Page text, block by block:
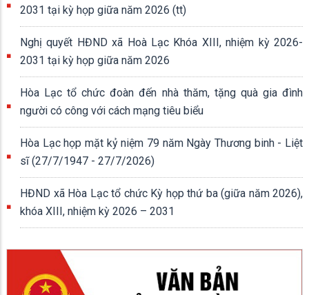
2031 tại kỳ họp giữa năm 2026 (tt)
Nghị quyết HĐND xã Hoà Lạc Khóa XIII, nhiệm kỳ 2026-
2031 tại kỳ họp giữa năm 2026
Hòa Lạc tổ chức đoàn đến nhà thăm, tặng quà gia đình
người có công với cách mạng tiêu biểu
Hòa Lạc họp mặt kỷ niệm 79 năm Ngày Thương binh - Liệt
sĩ (27/7/1947 - 27/7/2026)
HĐND xã Hòa Lạc tổ chức Kỳ họp thứ ba (giữa năm 2026),
khóa XIII, nhiệm kỳ 2026 – 2031